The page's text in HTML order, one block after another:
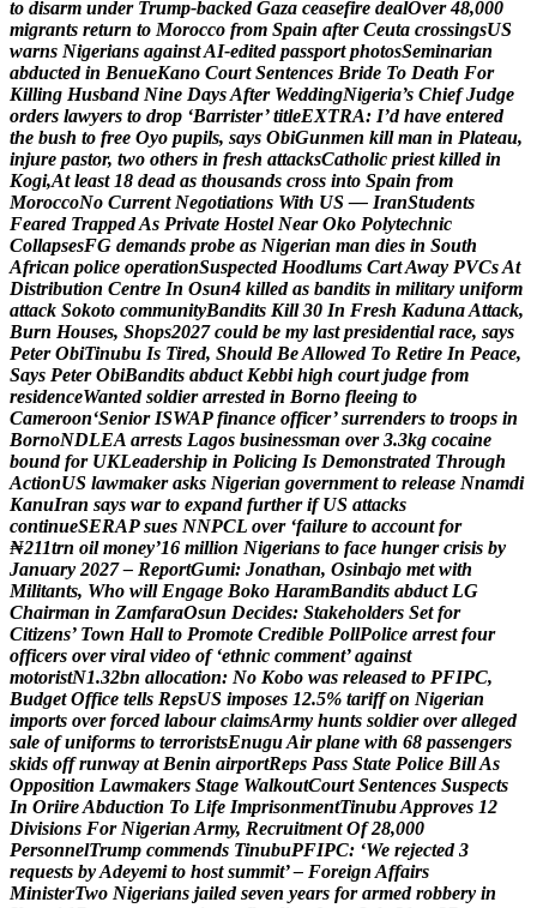
to disarm under Trump-backed Gaza ceasefire dealOver 48,000
migrants return to Morocco from Spain after Ceuta crossingsUS
warns Nigerians againstAI-edited passport photosSeminarian
abducted in BenueKano Court Sentences Bride To Death For
Killing Husband Nine DaysAfter WeddingNigeria’s Chief Judge
orders lawyers to drop ‘Barrister’ titleEXTRA: I’d have entered
the bush to free Oyo pupils, says ObiGunmen kill man in Plateau,
injure pastor, two others in fresh attacksCatholic priest killed in
Kogi,At least 18 dead as thousands cross into Spain from
MoroccoNo Current Negotiations With US — IranStudents
Feared TrappedAs Private Hostel Near Oko Polytechnic
CollapsesFG demands probe as Nigerian man dies in South
African police operationSuspected Hoodlums CartAway PVCsAt
Distribution Centre In Osun4 killed as bandits in military uniform
attack Sokoto communityBandits Kill 30 In Fresh KadunaAttack,
Burn Houses, Shops2027 could be my last presidential race, says
Peter ObiTinubu Is Tired, Should BeAllowed To Retire In Peace,
Says Peter ObiBandits abduct Kebbi high court judge from
residenceWanted soldier arrested in Borno fleeing to
Cameroon‘Senior ISWAP finance officer’ surrenders to troops in
BornoNDLEA arrests Lagos businessman over 3.3kg cocaine
bound for UKLeadership in Policing Is Demonstrated Through
ActionUS lawmaker asks Nigerian government to release Nnamdi
KanuIran says war to expand further if US attacks
continueSERAP sues NNPCL over ‘failure to account for
₦211trn oil money’16 million Nigerians to face hunger crisis by
January 2027 – ReportGumi: Jonathan, Osinbajo met with
Militants, Who will Engage Boko HaramBandits abduct LG
Chairman in ZamfaraOsun Decides: Stakeholders Set for
Citizens’ Town Hall to Promote Credible PollPolice arrest four
officers over viral video of ‘ethnic comment’ against
motoristN1.32bn allocation: No Kobo was released to PFIPC,
Budget Office tells RepsUS imposes 12.5% tariff on Nigerian
imports over forced labour claimsArmy hunts soldier over alleged
sale of uniforms to terroristsEnuguAir plane with 68 passengers
skids off runway at Benin airportReps Pass State Police BillAs
Opposition Lawmakers Stage WalkoutCourt Sentences Suspects
In OriireAbduction To Life ImprisonmentTinubuApproves 12
Divisions For Nigerian Army, Recruitment Of 28,000
PersonnelTrump commends TinubuPFIPC: ‘We rejected 3
requests byAdeyemi to host summit’ – Foreign Affairs
MinisterTwo Nigerians jailed seven years for armed robbery in